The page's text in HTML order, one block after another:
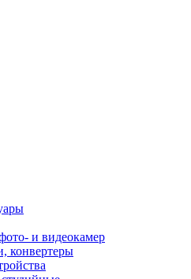
и видеокамер
конвертеры